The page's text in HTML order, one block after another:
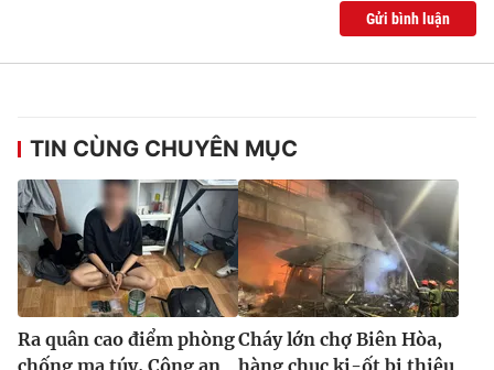
Gửi bình luận
TIN CÙNG CHUYÊN MỤC
Ra quân cao điểm phòng
chống ma túy, Công an
Cháy lớn chợ Biên Hòa,
hàng chục ki-ốt bị thiêu